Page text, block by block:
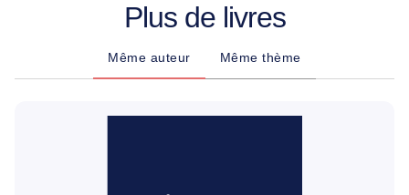
Plus de livres
Même auteur Même thème